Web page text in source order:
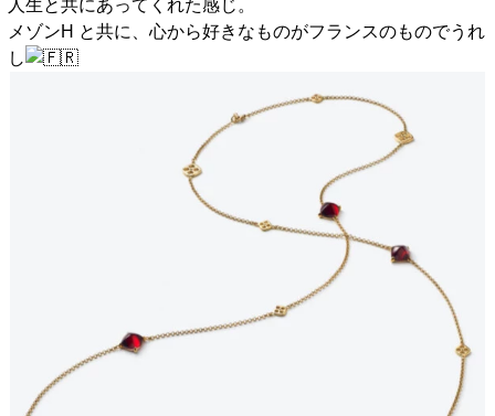
人生と共にあってくれた感じ。
メゾンH と共に、心から好きなものがフランスのものでうれ
し